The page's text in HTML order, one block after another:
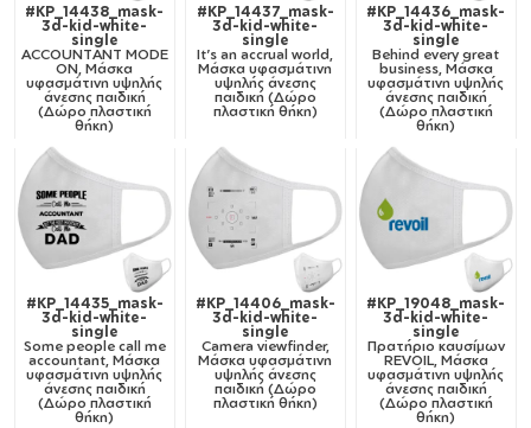
#KP_14438_mask-
3d-kid-white-
single
ACCOUNTANT MODE
ON, Μάσκα
υφασμάτινη υψηλής
άνεσης παιδική
(Δώρο πλαστική
θήκη)
#KP_14437_mask-
3d-kid-white-
single
It's an accrual world,
Μάσκα υφασμάτινη
υψηλής άνεσης
παιδική (Δώρο
πλαστική θήκη)
#KP_14436_mask-
3d-kid-white-
single
Behind every great
business, Μάσκα
υφασμάτινη υψηλής
άνεσης παιδική
(Δώρο πλαστική
θήκη)
#KP_14435_mask-
3d-kid-white-
single
Some people call me
accountant, Μάσκα
υφασμάτινη υψηλής
άνεσης παιδική
(Δώρο πλαστική
θήκη)
#KP_14406_mask-
3d-kid-white-
single
Camera viewfinder,
Μάσκα υφασμάτινη
υψηλής άνεσης
παιδική (Δώρο
πλαστική θήκη)
#KP_19048_mask-
3d-kid-white-
single
Πρατήριο καυσίμων
REVOIL, Μάσκα
υφασμάτινη υψηλής
άνεσης παιδική
(Δώρο πλαστική
θήκη)